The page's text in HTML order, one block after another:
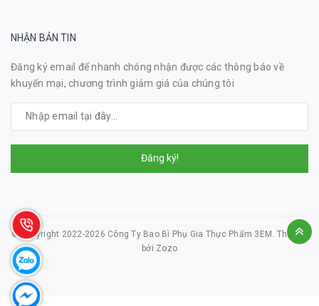
NHẬN BẢN TIN
Đăng ký email để nhanh chóng nhận được các thông báo về
khuyến mại, chương trình giảm giá của chúng tôi
Đăng ký!
© Copyright 2022-2026 Công Ty Bao Bì Phụ Gia Thực Phẩm 3EM. Thiết kế
bởi Zozo